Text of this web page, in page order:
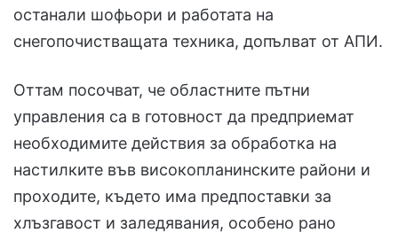
останали шофьори и работата на
снегопочистващата техника, допълват от АПИ.
Оттам посочват, че областните пътни
управления са в готовност да предприемат
необходимите действия за обработка на
настилките във високопланинските райони и
проходите, където има предпоставки за
хлъзгавост и заледявания, особено рано